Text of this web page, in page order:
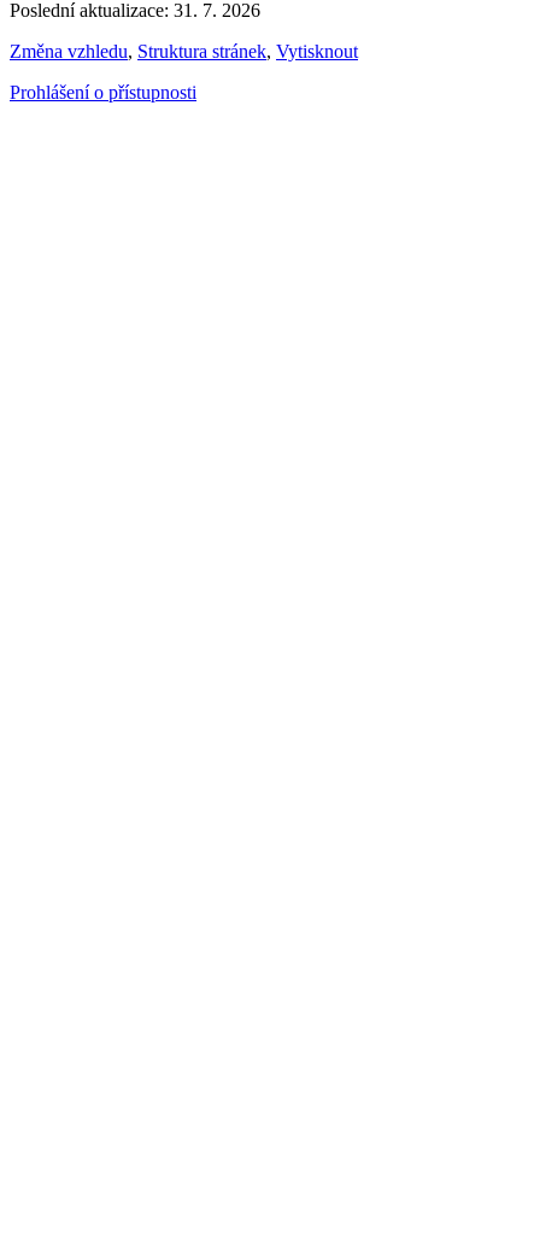
Poslední aktualizace: 31. 7. 2026
Změna vzhledu, Struktura stránek, Vytisknout
Prohlášení o přístupnosti